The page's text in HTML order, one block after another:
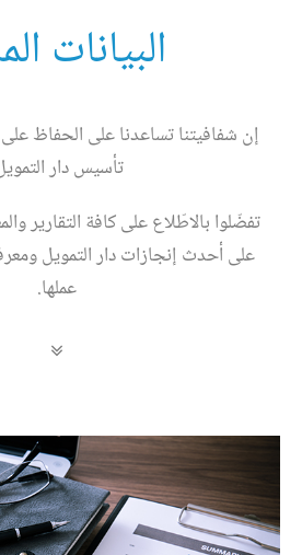
البيانات
إن شفافيتنا تساعدنا على الحفاظ على
تأسيس دار
تفضّلوا بالاطّلاع على كافة التقارير
على أحدث إنجازات دار التمويل
عملها.